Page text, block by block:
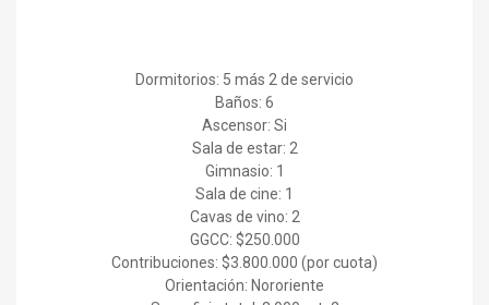
Dormitorios: 5 más 2 de servicio
Baños: 6
Ascensor: Si
Sala de estar: 2
Gimnasio: 1
Sala de cine: 1
Cavas de vino: 2
GGCC: $250.000
Contribuciones: $3.800.000 (por cuota)
Orientación: Nororiente